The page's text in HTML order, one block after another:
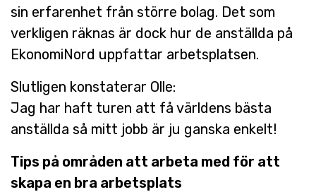
sin erfarenhet från större bolag. Det som
verkligen räknas är dock hur de anställda på
EkonomiNord uppfattar arbetsplatsen.
Slutligen konstaterar Olle:
Jag har haft turen att få världens bästa
anställda så mitt jobb är ju ganska enkelt!
Tips på områden att arbeta med för att
skapa en bra arbetsplats